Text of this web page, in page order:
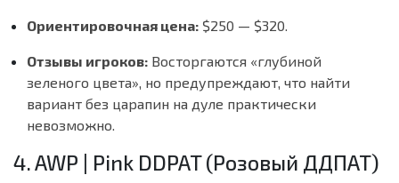
Ориентировочная цена: $250 — $320.
Отзывы игроков: Восторгаются «глубиной
зеленого цвета», но предупреждают, что найти
вариант без царапин на дуле практически
невозможно.
4. AWP | Pink DDPAT (Розовый ДДПАТ)